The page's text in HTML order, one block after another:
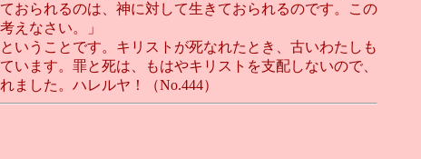
おられるのは、神に対して生きておられるのです。この
えなさい。」
うことです。キリストが死なれたとき、古いわたしも
ます。罪と死は、もはやキリストを支配しないので、
した。ハレルヤ！（No.444）